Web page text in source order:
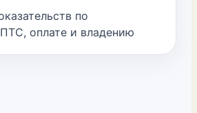
по
оплате и владению